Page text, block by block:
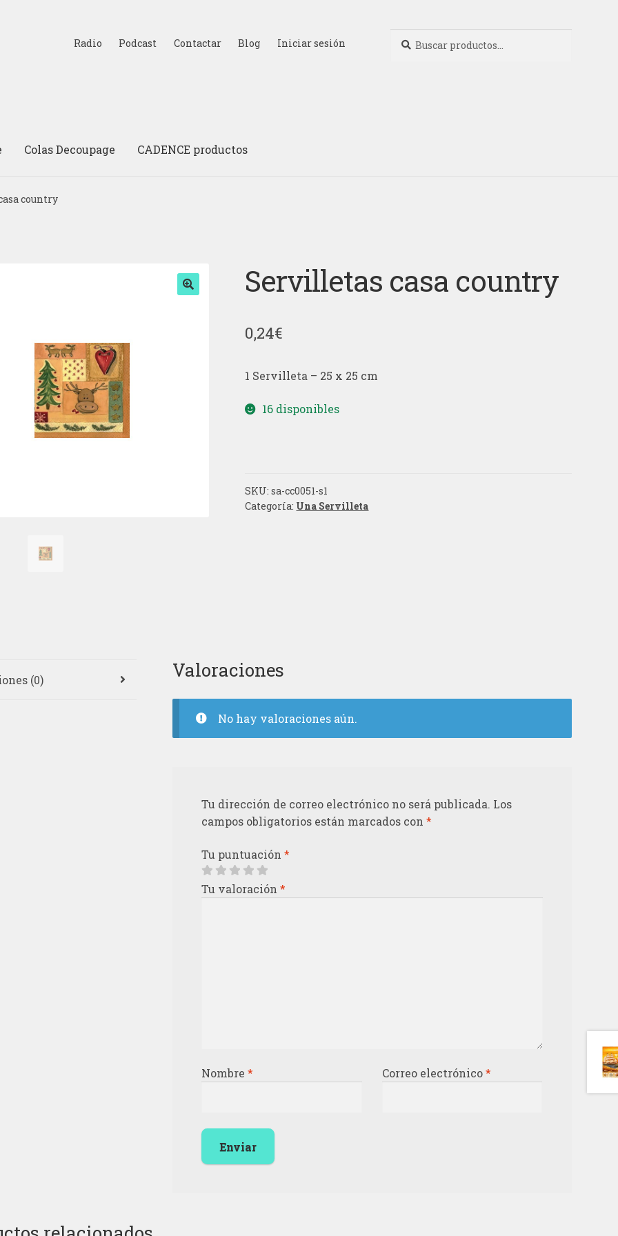
Radio Podcast Contactar Blog Iniciar sesión
por:
Colas Decoupage CADENCE productos
country
Servilletas casa country
0,24€
1 Servilleta – 25 x 25 cm
16 disponibles
SKU:sa-cc0051-s1
Categoría: Una Servilleta
(0) Valoraciones
No hay valoraciones aún.
Tu dirección de correo electrónico no será publicada. Los
campos obligatorios están marcados con*
Tu puntuación*
Tu valoración*
Nombre* Correo electrónico*